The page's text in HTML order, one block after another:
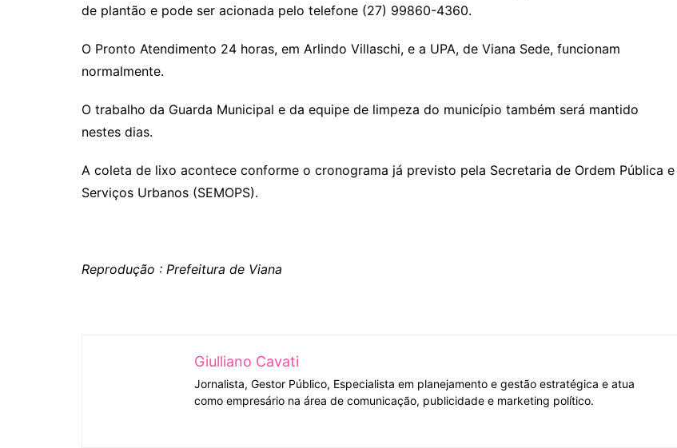
de plantão e pode ser acionada pelo telefone (27) 99860-4360.
O Pronto Atendimento 24 horas, em Arlindo Villaschi, e a UPA, de Viana Sede, funcionam
normalmente.
O trabalho da Guarda Municipal e da equipe de limpeza do município também será mantido
nestes dias.
A coleta de lixo acontece conforme o cronograma já previsto pela Secretaria de Ordem Pública e
Serviços Urbanos (SEMOPS).
Reprodução : Prefeitura de Viana
Giulliano Cavati
Jornalista, Gestor Público, Especialista em planejamento e gestão estratégica e atua
como empresário na área de comunicação, publicidade e marketing político.